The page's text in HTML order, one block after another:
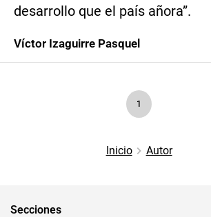
desarrollo que el país añora”.
Víctor Izaguirre Pasquel
1
Inicio Autor
Secciones